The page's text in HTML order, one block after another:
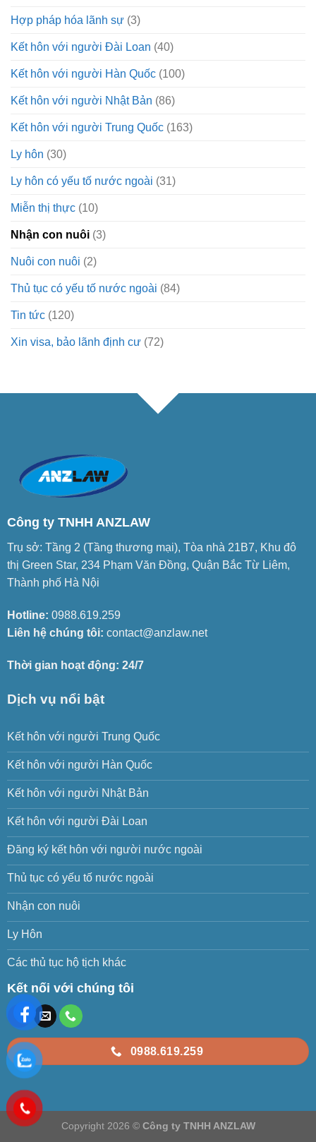
Hợp pháp hóa lãnh sự (3)
Kết hôn với người Đài Loan (40)
Kết hôn với người Hàn Quốc (100)
Kết hôn với người Nhật Bản (86)
Kết hôn với người Trung Quốc (163)
Ly hôn (30)
Ly hôn có yếu tố nước ngoài (31)
Miễn thị thực (10)
Nhận con nuôi (3)
Nuôi con nuôi (2)
Thủ tục có yếu tố nước ngoài (84)
Tin tức (120)
Xin visa, bảo lãnh định cư (72)
Công ty TNHH ANZLAW
Trụ sở: Tầng 2 (Tầng thương mại), Tòa nhà 21B7, Khu đô
thị Green Star, 234 Phạm Văn Đồng, Quận Bắc Từ Liêm,
Thành phố Hà Nội
Hotline: 0988.619.259
Liên hệ chúng tôi: contact@anzlaw.net
Thời gian hoạt động: 24/7
Dịch vụ nổi bật
Kết hôn với người Trung Quốc
Kết hôn với người Hàn Quốc
Kết hôn với người Nhật Bản
Kết hôn với người Đài Loan
Đăng ký kết hôn với người nước ngoài
Thủ tục có yếu tố nước ngoài
Nhận con nuôi
Ly Hôn
Các thủ tục hộ tịch khác
Kết nối với chúng tôi
0988.619.259
Copyright 2026 © Công ty TNHH ANZLAW